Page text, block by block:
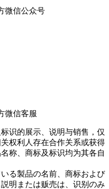
微信公众号
微信客服
识的展示、说明与销售，仅
权利人存在合作关系或获得
称、商标及标识均为其各自
る製品の名前、商标および
明または贩売は、识别のみ